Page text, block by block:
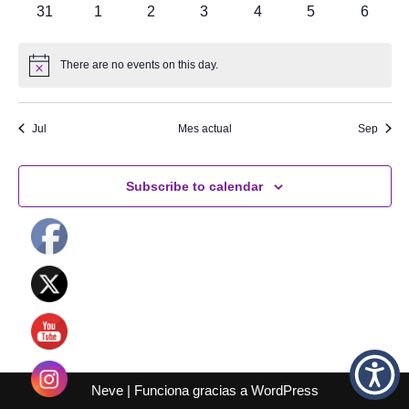
0
31
0
1
0
2
0
3
0
4
0
5
0
6
Notice There are no events on this day.
Jul Mes actual Sep
Subscribe to calendar
Neve| Funciona gracias a WordPress